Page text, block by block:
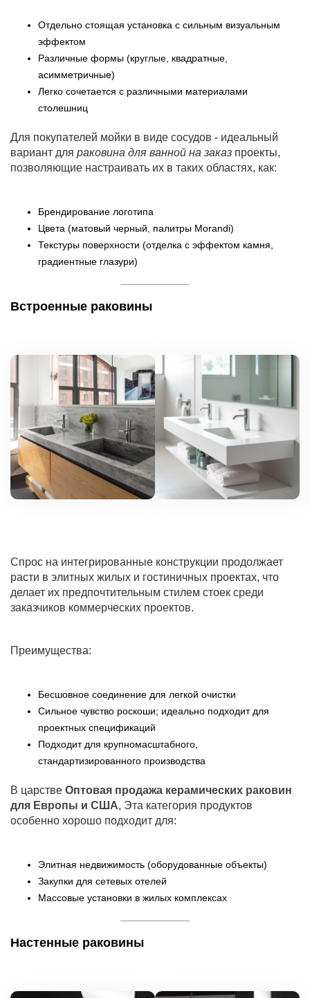
Отдельно стоящая установка с сильным визуальным
эффектом
Различные формы (круглые, квадратные,
асимметричные)
Легко сочетается с различными материалами
столешниц
Для покупателей мойки в виде сосудов - идеальный
вариант для раковина для ванной на заказ проекты,
позволяющие настраивать их в таких областях, как:
Брендирование логотипа
Цвета (матовый черный, палитры Morandi)
Текстуры поверхности (отделка с эффектом камня,
градиентные глазури)
Встроенные раковины
Спрос на интегрированные конструкции продолжает
расти в элитных жилых и гостиничных проектах, что
делает их предпочтительным стилем стоек среди
заказчиков коммерческих проектов.
Преимущества:
Бесшовное соединение для легкой очистки
Сильное чувство роскоши; идеально подходит для
проектных спецификаций
Подходит для крупномасштабного,
стандартизированного производства
В царстве Оптовая продажа керамических раковин
для Европы и США, Эта категория продуктов
особенно хорошо подходит для:
Элитная недвижимость (оборудованные объекты)
Закупки для сетевых отелей
Массовые установки в жилых комплексах
Настенные раковины